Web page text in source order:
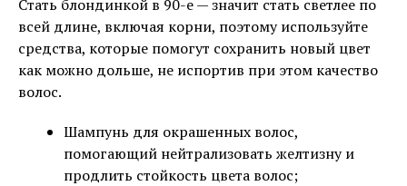
Стать блондинкой в ​​90-е — значит стать светлее по
всей длине, включая корни, поэтому используйте
средства, которые помогут сохранить новый цвет
как можно дольше, не испортив при этом качество
волос.
Шампунь для окрашенных волос,
помогающий нейтрализовать желтизну и
продлить стойкость цвета волос;